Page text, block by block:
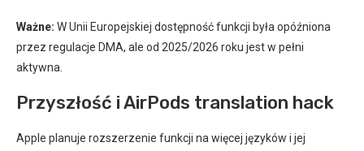
Ważne: W Unii Europejskiej dostępność funkcji była opóźniona
przez regulacje DMA, ale od 2025/2026 roku jest w pełni
aktywna.
Przyszłość i AirPods translation hack
Apple planuje rozszerzenie funkcji na więcej języków i jej